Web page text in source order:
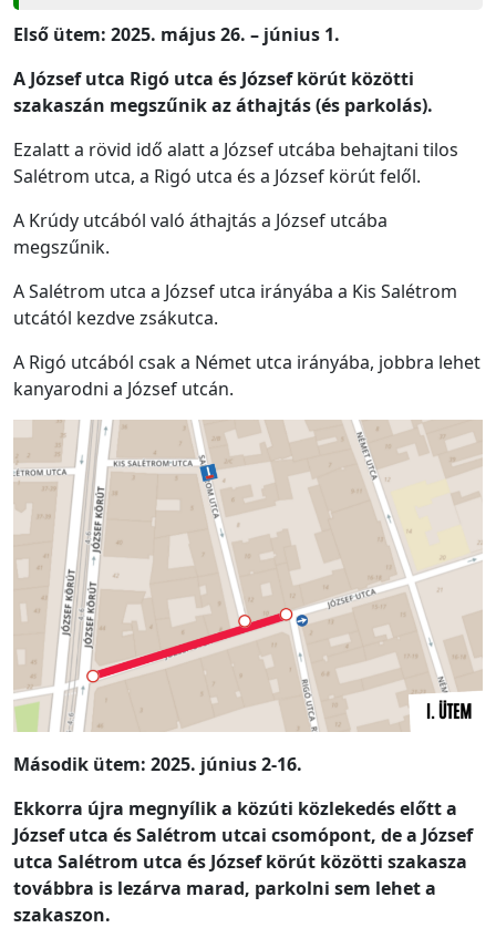
Első ütem: 2025. május 26. – június 1.
A József utca Rigó utca és József körút közötti
szakaszán megszűnik az áthajtás (és parkolás).
Ezalatt a rövid idő alatt a József utcába behajtani tilos
Salétrom utca, a Rigó utca és a József körút felől.
A Krúdy utcából való áthajtás a József utcába
megszűnik.
A Salétrom utca a József utca irányába a Kis Salétrom
utcától kezdve zsákutca.
A Rigó utcából csak a Német utca irányába, jobbra lehet
kanyarodni a József utcán.
Második ütem: 2025. június 2-16.
Ekkorra újra megnyílik a közúti közlekedés előtt a
József utca és Salétrom utcai csomópont, de a József
utca Salétrom utca és József körút közötti szakasza
továbbra is lezárva marad, parkolni sem lehet a
szakaszon.